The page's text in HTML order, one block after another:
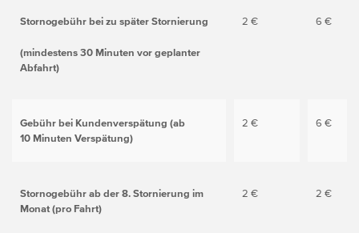
Stornogebühr bei zu später Stornierung
(mindestens 30 Minuten vor geplanter
Abfahrt)
2 € 6 €
Gebühr bei Kundenverspätung (ab
10 Minuten Verspätung)
2 € 6 €
Stornogebühr ab der 8. Stornierung im
Monat (pro Fahrt)
2 € 2 €